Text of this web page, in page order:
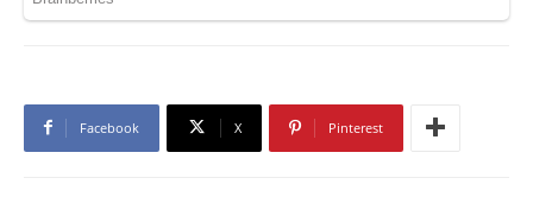
Facebook X Pinterest